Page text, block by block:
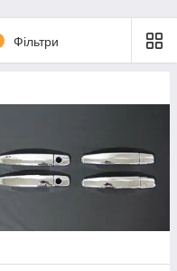
Фільтри